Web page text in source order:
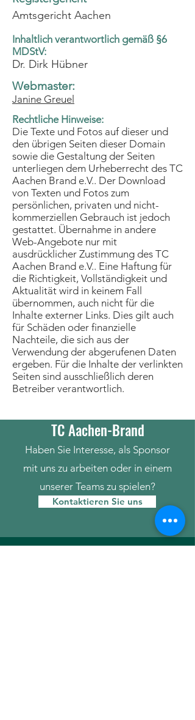
Amtsgericht Aachen
Inhaltlich verantwortlich gemäß §6
MDStV:
Dr. Dirk Hübner
Webmaster:
Janine Greuel
Rechtliche Hinweise:
Die Texte und Fotos auf dieser und
den übrigen Seiten dieser Domain
sowie die Gestaltung der Seiten
unterliegen dem Urheberrecht des TC
Aachen Brand e.V.. Der Download
von Texten und Fotos zum
persönlichen, privaten und nicht-
kommerziellen Gebrauch ist jedoch
gestattet. Übernahme in andere
Web-Angebote nur mit
ausdrücklicher Zustimmung des TC
Aachen Brand e.V.. Eine Haftung für
die Richtigkeit, Vollständigkeit und
Aktualität wird in keinem Fall
übernommen, auch nicht für die
Inhalte externer Links. Dies gilt auch
für Schäden oder finanzielle
Nachteile, die sich aus der
Verwendung der abgerufenen Daten
ergeben. Für die Inhalte der verlinkten
Seiten sind ausschließlich deren
Betreiber verantwortlich.
TC Aachen-Brand
Haben Sie Interesse, als Sponsor
mit uns zu arbeiten oder in einem
unserer Teams zu spielen?
Kontaktieren Sie uns